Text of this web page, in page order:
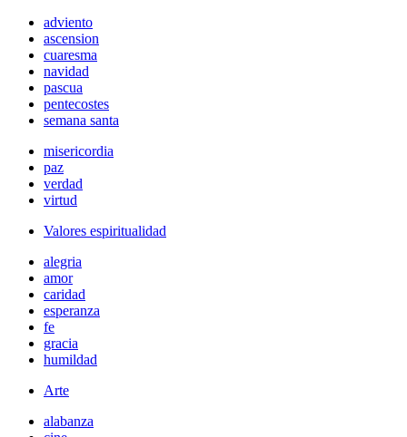
adviento
ascension
cuaresma
navidad
pascua
pentecostes
semana santa
misericordia
paz
verdad
virtud
Valores espiritualidad
alegria
amor
caridad
esperanza
fe
gracia
humildad
Arte
alabanza